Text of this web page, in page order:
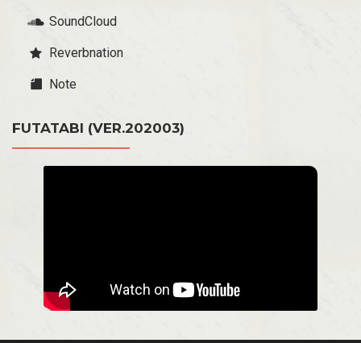
SoundCloud
Reverbnation
Note
FUTATABI (VER.202003)